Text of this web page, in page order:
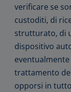
verificare se
custoditi, di
strutturato, di
dispositivo
trattamento
opporsi in